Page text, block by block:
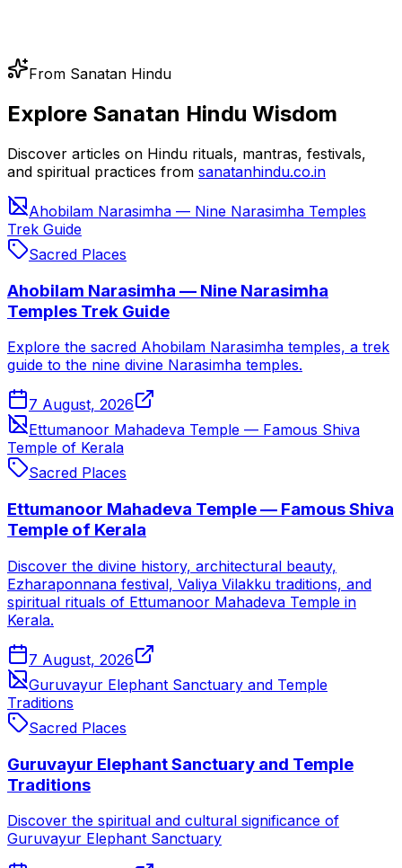
From Sanatan Hindu
Explore Sanatan Hindu Wisdom
Discover articles on Hindu rituals, mantras, festivals,
and spiritual practices from sanatanhindu.co.in
Ahobilam Narasimha — Nine Narasimha Temples
Trek Guide
Sacred Places
Ahobilam Narasimha — Nine Narasimha
Temples Trek Guide
Explore the sacred Ahobilam Narasimha temples, a trek
guide to the nine divine Narasimha temples.
7 August, 2026
Ettumanoor Mahadeva Temple — Famous Shiva
Temple of Kerala
Sacred Places
Ettumanoor Mahadeva Temple — Famous Shiva
Temple of Kerala
Discover the divine history, architectural beauty,
Ezharaponnana festival, Valiya Vilakku traditions, and
spiritual rituals of Ettumanoor Mahadeva Temple in
Kerala.
7 August, 2026
Guruvayur Elephant Sanctuary and Temple
Traditions
Sacred Places
Guruvayur Elephant Sanctuary and Temple
Traditions
Discover the spiritual and cultural significance of
Guruvayur Elephant Sanctuary